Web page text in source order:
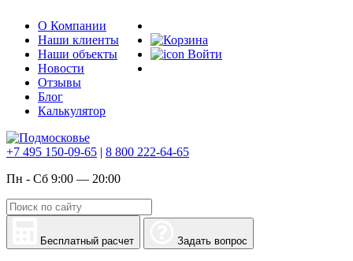
О Компании
Наши клиенты
Наши объекты
Новости
Отзывы
Блог
Калькулятор
Войти
+7 495 150-09-65 | 8 800 222-64-65
Пн - Сб 9:00 — 20:00
Бесплатный расчет Задать вопрос